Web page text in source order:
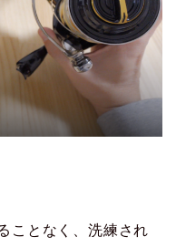
ことなく、洗練され